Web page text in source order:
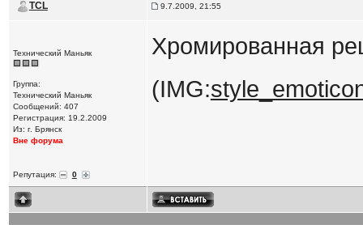
TCL 9.7.2009, 21:55
Технический Маньяк
Группа:
Технический Маньяк
Сообщений: 407
Регистрация: 19.2.2009
Из: г. Брянск
Вне форума
Репутация: 0
Хромированная
(IMG: